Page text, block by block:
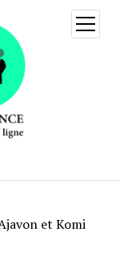
ouvrir
menu
et Komi